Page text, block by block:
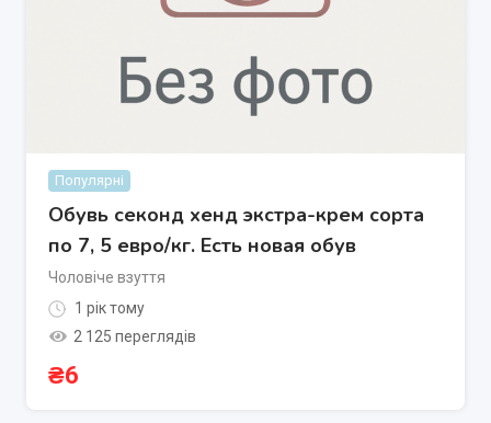
Популярні
Обувь секонд хенд экстра-крем сорта
по 7, 5 евро/кг. Есть новая обув
Чоловіче взуття
1 рік тому
2 125 переглядів
₴6